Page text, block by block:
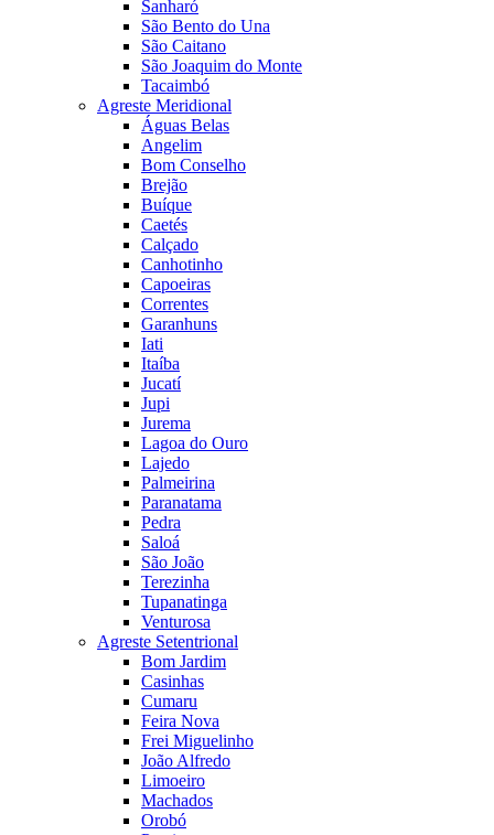
Sanharó
São Bento do Una
São Caitano
São Joaquim do Monte
Tacaimbó
Agreste Meridional
Águas Belas
Angelim
Bom Conselho
Brejão
Buíque
Caetés
Calçado
Canhotinho
Capoeiras
Correntes
Garanhuns
Iati
Itaíba
Jucatí
Jupi
Jurema
Lagoa do Ouro
Lajedo
Palmeirina
Paranatama
Pedra
Saloá
São João
Terezinha
Tupanatinga
Venturosa
Agreste Setentrional
Bom Jardim
Casinhas
Cumaru
Feira Nova
Frei Miguelinho
João Alfredo
Limoeiro
Machados
Orobó